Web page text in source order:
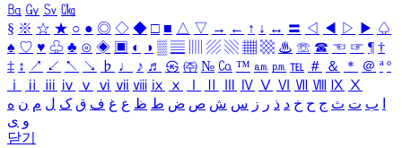
㏃ ㏉ ㏜ ㏆
§ ※ ☆ ★ ○ ● ◎ ◇ ◆ □ ■ △ ▽ → ← ↑ ↓ ↔ 〓 ◁ ◀ ▷ ▶ ♤
♠ ♡ ♥ ♧ ♣ ⊙ ◈ ▣ ◐ ◑ ▒ ▤ ▨ ▧ ▦ ▩ ♨ ☏ ☎ ☜ ☞ ¶ †
‡ ↕ ↗ ↙ ↖ ↘ ♭ ♩ ♪ ♬ ㉿ ㈜ № ㏇ ™ ㏂ ㏘ ℡ ＃ ＆ ＊ ＠ ª º
ⅰ
ⅱ ⅲ ⅳ ⅴ ⅵ ⅶ ⅷ ⅸ ⅹ Ⅳ Ⅴ Ⅵ Ⅶ Ⅷ Ⅸ Ⅹ
ب ت ث ج ح خ د ذ ر ز س ش ص ض ط ظ ع غ ف ق ک ل م ن ه
و ی
닫기